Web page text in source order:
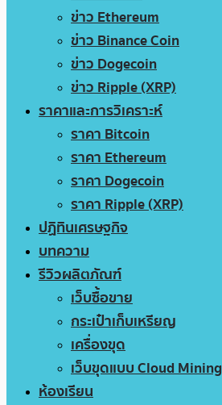
ข่าว Ethereum
ข่าว Binance Coin
ข่าว Dogecoin
ข่าว Ripple (XRP)
ราคาและการวิเคราะห์
ราคา Bitcoin
ราคา Ethereum
ราคา Dogecoin
ราคา Ripple (XRP)
ปฏิทินเศรษฐกิจ
บทความ
รีวิวผลิตภัณฑ์
เว็บซื้อขาย
กระเป๋าเก็บเหรียญ
เครื่องขุด
เว็บขุดแบบ Cloud Mining
ห้องเรียน